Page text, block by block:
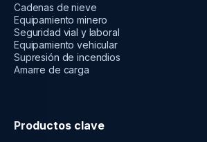
Cadenas de nieve
Equipamiento minero
Seguridad vial y laboral
Equipamiento vehicular
Supresión de incendios
Amarre de carga
Productos clave